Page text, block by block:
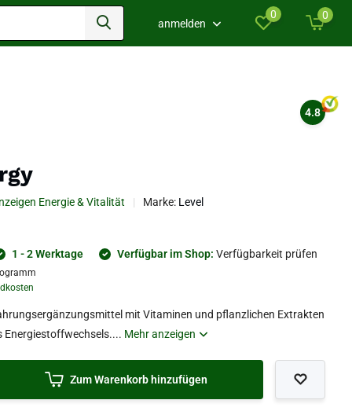
anmelden
0 0
4.8
Energie & Vitalität Marke: Level
1 - 2 Werktage Verfügbar im Shop:Verfügbarkeit prüfen
mit Vitaminen und pflanzlichen Extrakten
Energiestoffwechsels.... Mehr anzeigen
Zum Warenkorb hinzufügen